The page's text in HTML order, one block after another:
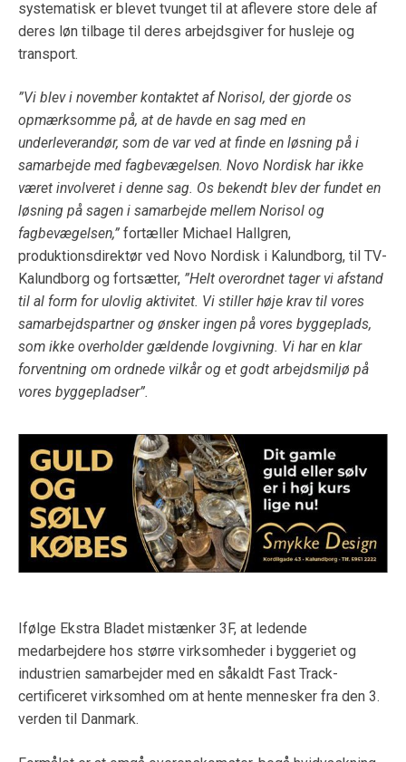
systematisk er blevet tvunget til at aflevere store dele af
deres løn tilbage til deres arbejdsgiver for husleje og
transport.
”Vi blev i november kontaktet af Norisol, der gjorde os
opmærksomme på, at de havde en sag med en
underleverandør, som de var ved at finde en løsning på i
samarbejde med fagbevægelsen. Novo Nordisk har ikke
været involveret i denne sag. Os bekendt blev der fundet en
løsning på sagen i samarbejde mellem Norisol og
fagbevægelsen,” fortæller Michael Hallgren,
produktionsdirektør ved Novo Nordisk i Kalundborg, til TV-
Kalundborg og fortsætter, ”Helt overordnet tager vi afstand
til al form for ulovlig aktivitet. Vi stiller høje krav til vores
samarbejdspartner og ønsker ingen på vores byggeplads,
som ikke overholder gældende lovgivning. Vi har en klar
forventning om ordnede vilkår og et godt arbejdsmiljø på
vores byggepladser”.
Ifølge Ekstra Bladet mistænker 3F, at ledende
medarbejdere hos større virksomheder i byggeriet og
industrien samarbejder med en såkaldt Fast Track-
certificeret virksomhed om at hente mennesker fra den 3.
verden til Danmark.